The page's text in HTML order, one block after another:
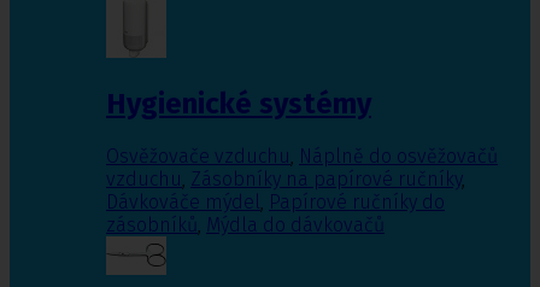
Hygienické systémy
Osvěžovače vzduchu, Náplně do osvěžovačů
vzduchu, Zásobníky na papírové ručníky,
Dávkováče mýdel, Papírové ručníky do
zásobníků, Mýdla do dávkovačů